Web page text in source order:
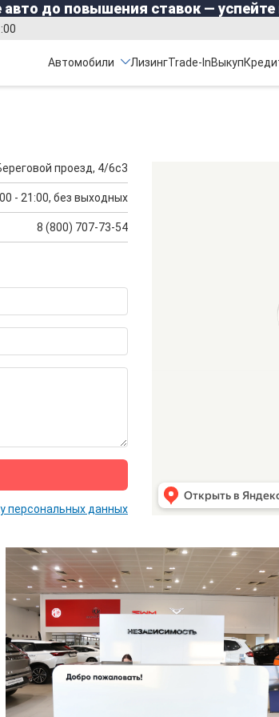
авто до повышения ставок —
Автомобили ЛизингTrade-InВыкуп
проезд, 4/6с3
- 21:00, без выходных
8 (800) 707-73-54
персональных данных